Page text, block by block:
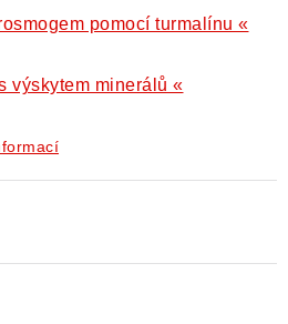
pomocí turmalínu «
výskytem minerálů «